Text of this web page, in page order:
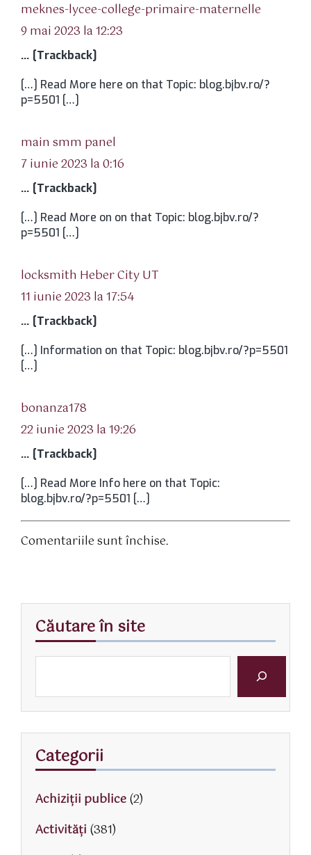
meknes-lycee-college-primaire-maternelle
9 mai 2023 la 12:23
… [Trackback]
[…] Read More here on that Topic: blog.bjbv.ro/?
p=5501 […]
main smm panel
7 iunie 2023 la 0:16
… [Trackback]
[…] Read More on on that Topic: blog.bjbv.ro/?
p=5501 […]
locksmith Heber City UTspune:
11 iunie 2023 la 17:54
… [Trackback]
[…] Information on that Topic: blog.bjbv.ro/?p=5501
[…]
bonanza178
22 iunie 2023 la 19:26
… [Trackback]
[…] Read More Info here on that Topic:
blog.bjbv.ro/?p=5501 […]
Comentariile sunt închise.
Căutare în site
Categorii
Achiziții publice(2)
Activităţi (381)